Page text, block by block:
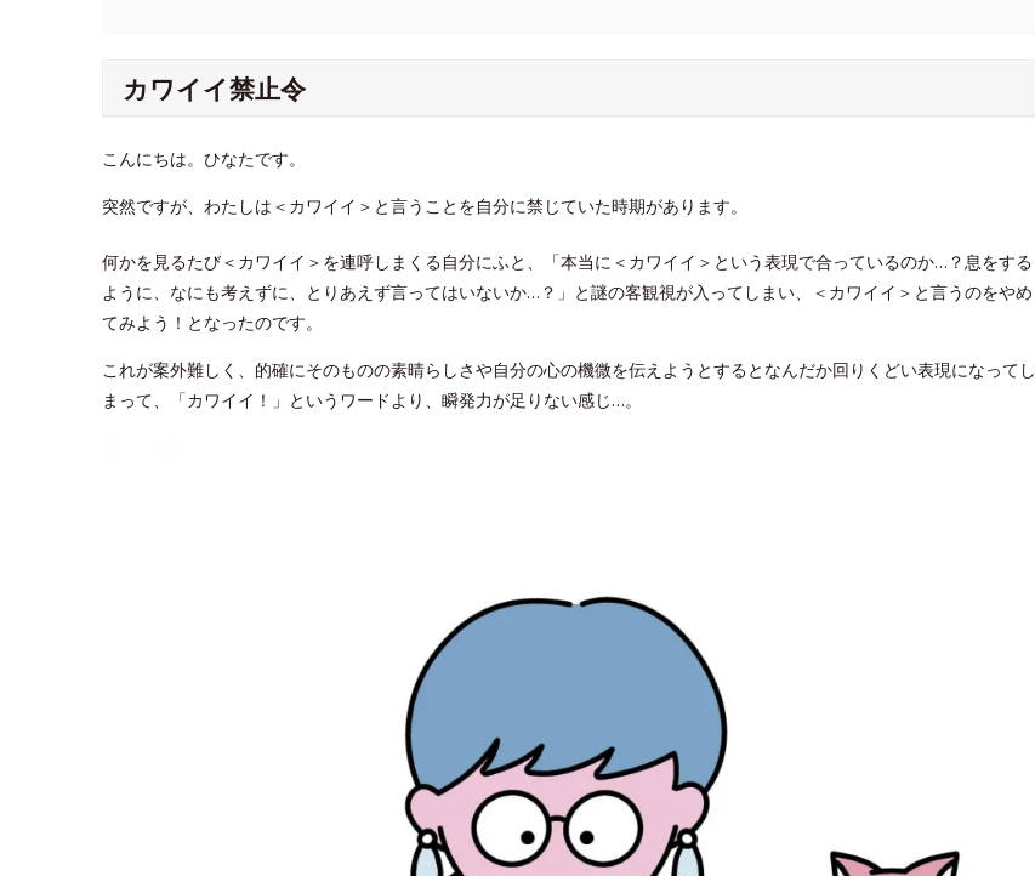
カワイイ禁止令
こんにちは。ひなたです。
突然ですが、わたしは＜カワイイ＞と言うことを自分に禁じていた時期があります。
何かを見るたび＜カワイイ＞を連呼しまくる自分にふと、「本当に＜カワイイ＞という表現で合っているのか…？息をする
ように、なにも考えずに、とりあえず言ってはいないか…？」と謎の客観視が入ってしまい、＜カワイイ＞と言うのをやめ
てみよう！となったのです。
これが案外難しく、的確にそのものの素晴らしさや自分の心の機微を伝えようとするとなんだか回りくどい表現になってし
まって、「カワイイ！」というワードより、瞬発力が足りない感じ…。